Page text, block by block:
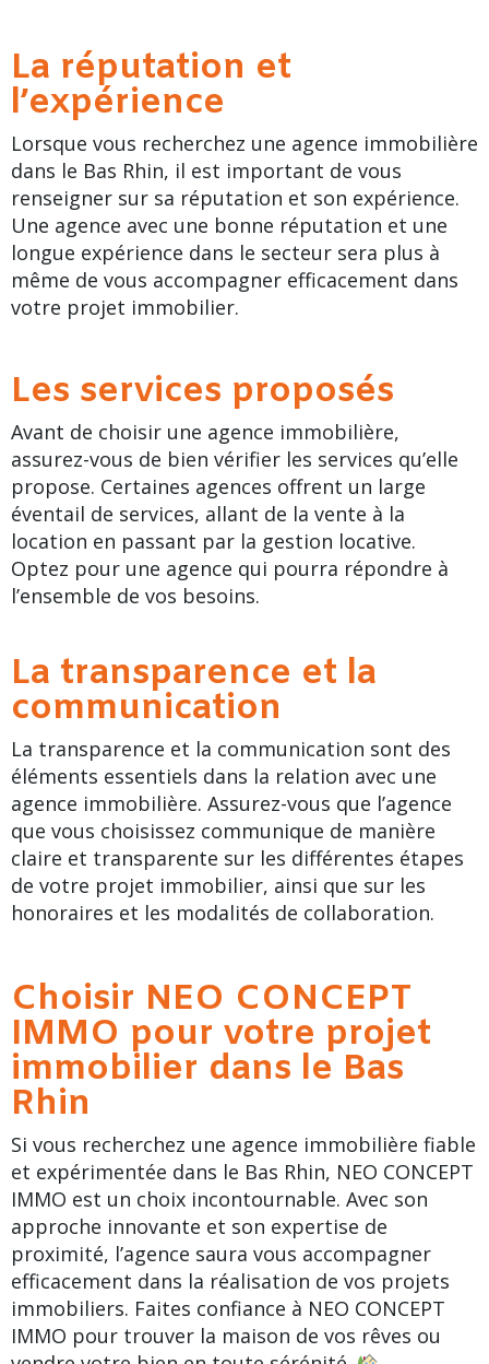
La réputation et
l’expérience
Lorsque vous recherchez une agence immobilière
dans le Bas Rhin, il est important de vous
renseigner sur sa réputation et son expérience.
Une agence avec une bonne réputation et une
longue expérience dans le secteur sera plus à
même de vous accompagner efficacement dans
votre projet immobilier.
Les services proposés
Avant de choisir une agence immobilière,
assurez-vous de bien vérifier les services qu’elle
propose. Certaines agences offrent un large
éventail de services, allant de la vente à la
location en passant par la gestion locative.
Optez pour une agence qui pourra répondre à
l’ensemble de vos besoins.
La transparence et la
communication
La transparence et la communication sont des
éléments essentiels dans la relation avec une
agence immobilière. Assurez-vous que l’agence
que vous choisissez communique de manière
claire et transparente sur les différentes étapes
de votre projet immobilier, ainsi que sur les
honoraires et les modalités de collaboration.
Choisir NEO CONCEPT
IMMO pour votre projet
immobilier dans le Bas
Rhin
Si vous recherchez une agence immobilière fiable
et expérimentée dans le Bas Rhin, NEO CONCEPT
IMMO est un choix incontournable. Avec son
approche innovante et son expertise de
proximité, l’agence saura vous accompagner
efficacement dans la réalisation de vos projets
immobiliers. Faites confiance à NEO CONCEPT
IMMO pour trouver la maison de vos rêves ou